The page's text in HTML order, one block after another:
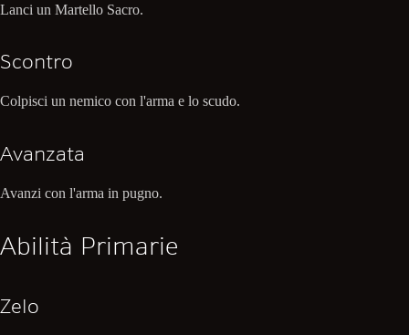
Lanci un Martello Sacro.
Scontro
Colpisci un nemico con l'arma e lo scudo.
Avanzata
Avanzi con l'arma in pugno.
Abilità Primarie
Zelo